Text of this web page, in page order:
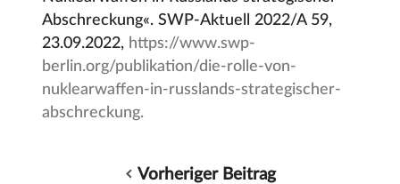
Abschreckung«. SWP-Aktuell 2022/A 59,
23.09.2022, https://www.swp-
berlin.org/publikation/die-rolle-von-
nuklearwaffen-in-russlands-strategischer-
abschreckung.
Vorheriger Beitrag